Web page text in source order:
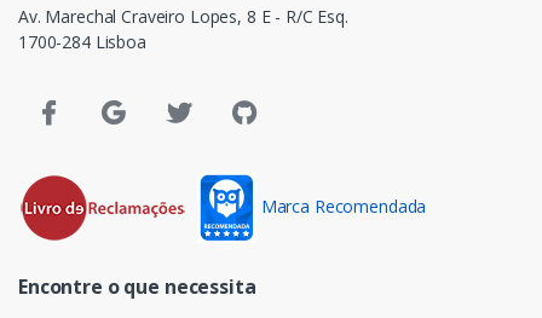
Av. Marechal Craveiro Lopes, 8 E - R/C Esq.
1700-284 Lisboa
Marca Recomendada
Encontre o que necessita